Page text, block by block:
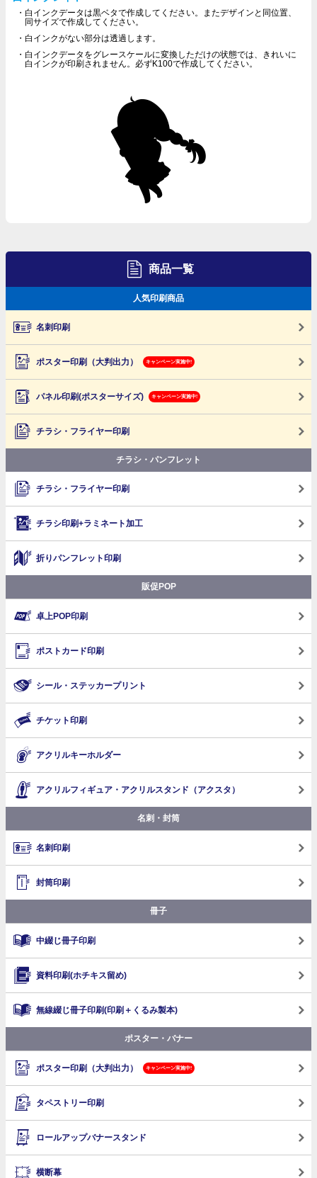
白インクデータは黒ベタで作成してください。またデザインと同位置、
同サイズで作成してください。
白インクがない部分は透過します。
白インクデータをグレースケールに変換しただけの状態では、きれいに
白インクが印刷されません。必ずK100で作成してください。
商品一覧
人気印刷商品
名刺印刷
ポスター印刷（大判出力） キャンペーン実施中!
パネル印刷(ポスターサイズ) キャンペーン実施中!
チラシ・フライヤー印刷
チラシ・パンフレット
チラシ・フライヤー印刷
チラシ印刷+ラミネート加工
折りパンフレット印刷
販促POP
卓上POP印刷
ポストカード印刷
シール・ステッカープリント
チケット印刷
アクリルキーホルダー
アクリルフィギュア・アクリルスタンド（アクスタ）
名刺・封筒
名刺印刷
封筒印刷
冊子
中綴じ冊子印刷
資料印刷(ホチキス留め)
無線綴じ冊子印刷(印刷＋くるみ製本)
ポスター・バナー
ポスター印刷（大判出力） キャンペーン実施中!
タペストリー印刷
ロールアップバナースタンド
横断幕